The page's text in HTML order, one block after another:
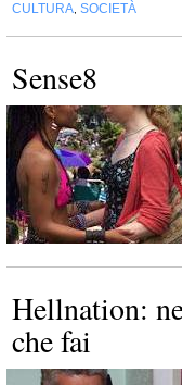
CULTURA SOCIETÀ
Sense8
Hellnation:
che fai